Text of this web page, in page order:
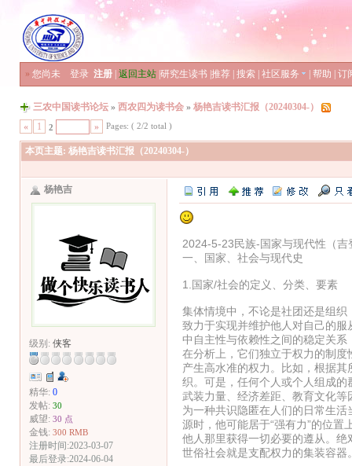
» 您尚未 登录 注册 返回主站 研究生读书 推荐 搜索 社区服务 帮助 订
三农中国读书论坛 » 西农四为读书会 » 杨艳吉读书汇报（20240304-）
«
1 2 » Pages: ( 2/2 total )
本页主题: 杨艳吉读书汇报（20240304-）
杨艳吉
级别: 侠客
精华: 0
发帖: 30
威望: 30 点
金钱: 300 RMB
注册时间:2023-03-07
最后登录:2024-06-04
2024-5-23民族-国家与现代性（吉
一、国家、社会与现代史
1.国家/社会的定义、分类、要素
集体情境中，不论是社团还是组
致力于实现并维护他人对自己的
中自主性与依赖性之间的稳定关
在分析上，它们独立于权力的制
产生高水准的权力。比如，根据
织。可是，任何个人或个人组成的
武装力量、经济差距、教育文化
为一种共识隐匿在人们的日常生
源时，他可能居于“强有力”的位
他人那里获得一切必要的遵从。
世俗社会就是支配权力的集装容器